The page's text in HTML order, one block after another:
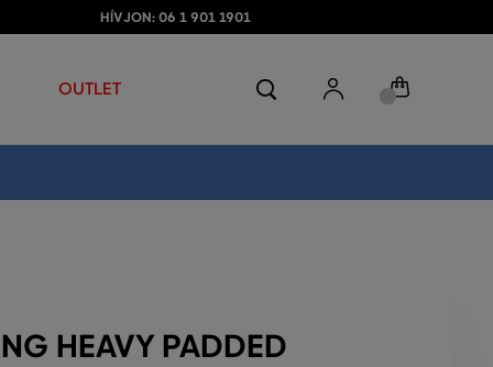
HÍVJON: 06 1 901 1901
OUTLET
HEAVY PADDED